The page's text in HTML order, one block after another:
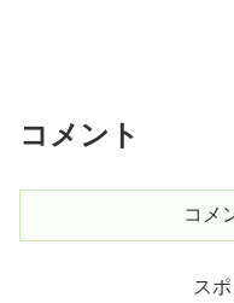
コメント
コメ
ス